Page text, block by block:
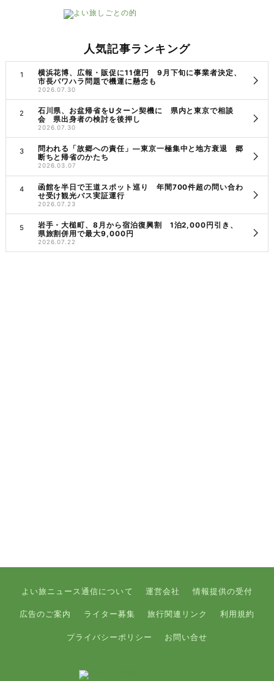
人気記事ランキング
横浜花博、広報・販促に11億円 9月下旬に事業者決定、
市長パワハラ問題で機運に懸念も
2026.07.30
石川県、お盆帰省をUターン契機に 県内と東京で相談
会 県出身者の検討を後押し
2026.07.30
問われる「故郷への責任」―東京一極集中と地方衰退 郷
断ちと帰省のかたち
2026.03.07
函館を半日で王道スポット巡り 年間700件超の問い合わ
せ受け観光バス実証運行
2026.07.23
岩手・大槌町、8月から宿泊復興割 1泊2,000円引き、
県旅割併用で最大9,000円
2026.07.22
よい旅ニュース通信について 運営会社 情報提供の受付
広告のご案内 ライター募集 旅行関連リンク 利用規約
プライバシーポリシー お問い合せ